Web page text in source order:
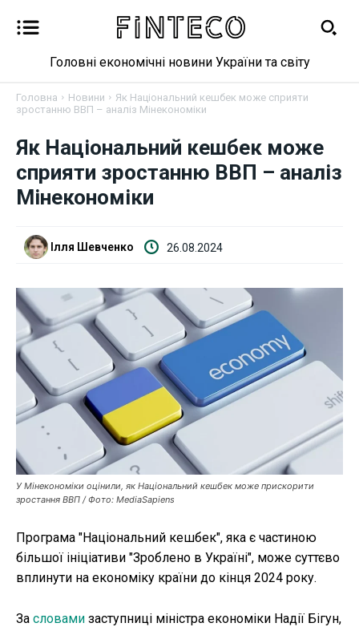
Новини
Бізнес
Криптовалюта
Робота і освіта
Публікації
ФОП
Курс валют
Головні економічні новини України та світу
Головна Новини
Як Національний кешбек може сприяти
зростанню ВВП – аналіз Мінекономіки
Як Національний кешбек може
сприяти зростанню ВВП – аналіз
Мінекономіки
Ілля Шевченко 26.08.2024
У Мінекономіки оцінили, як Національний кешбек може прискорити
зростання ВВП / Фото: MediaSapiens
Програма "Національний кешбек", яка є частиною
більшої ініціативи "Зроблено в Україні", може суттєво
вплинути на економіку країни до кінця 2024 року.
За словами заступниці міністра економіки Надії Бігун,